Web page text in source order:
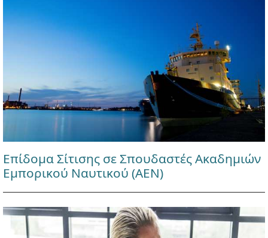
Επίδομα Σίτισης σε Σπουδαστές Ακαδημιών
Εμπορικού Ναυτικού (ΑΕΝ)